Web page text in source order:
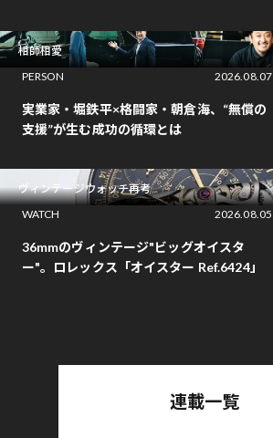
相師相愛
PERSON
2026.08.07
実業家・堀鉄平×格闘家・朝倉海、“無償の
支援”が生む成功の循環とは
ヴィンテージウォッチ再考
WATCH
2026.08.05
36mmのヴィンテージ"ビッグオイスタ
ー"。ロレックス「オイスター Ref.6424」
連載一覧